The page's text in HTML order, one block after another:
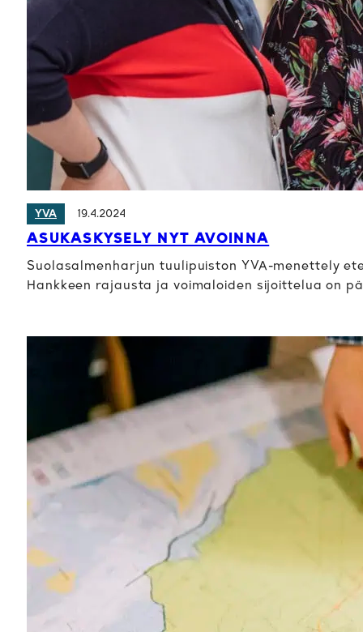
YVA 19.4.2024
ASUKASKYSELY NYT AVOINNA
Suolasalmenharjun tuulipuiston YVA-menettely
Hankkeen rajausta ja voimaloiden sijoittelua on